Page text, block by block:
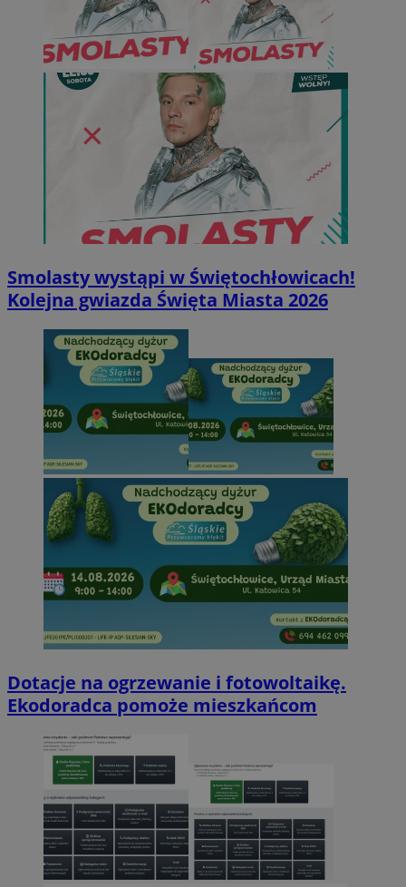
Smolasty wystąpi w Świętochłowicach!
Kolejna gwiazda Święta Miasta 2026
Dotacje na ogrzewanie i fotowoltaikę.
Ekodoradca pomoże mieszkańcom